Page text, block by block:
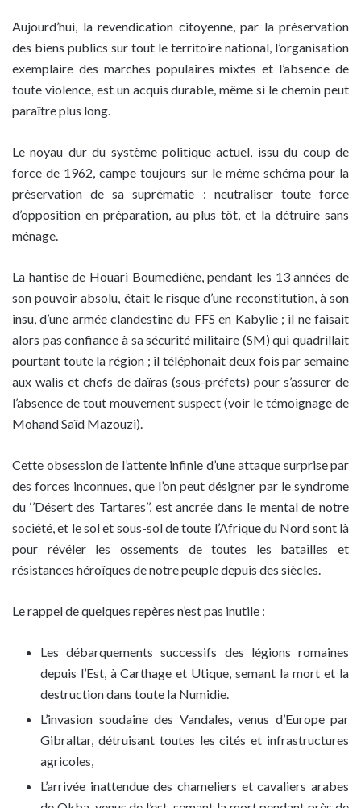
Aujourd’hui, la revendication citoyenne, par la préservation
des biens publics sur tout le territoire national, l’organisation
exemplaire des marches populaires mixtes et l’absence de
toute violence, est un acquis durable, même si le chemin peut
paraître plus long.
Le noyau dur du système politique actuel, issu du coup de
force de 1962, campe toujours sur le même schéma pour la
préservation de sa suprématie : neutraliser toute force
d’opposition en préparation, au plus tôt, et la détruire sans
ménage.
La hantise de Houari Boumediène, pendant les 13 années de
son pouvoir absolu, était le risque d’une reconstitution, à son
insu, d’une armée clandestine du FFS en Kabylie ; il ne faisait
alors pas confiance à sa sécurité militaire (SM) qui quadrillait
pourtant toute la région ; il téléphonait deux fois par semaine
aux walis et chefs de daïras (sous-préfets) pour s’assurer de
l’absence de tout mouvement suspect (voir le témoignage de
Mohand Saïd Mazouzi).
Cette obsession de l’attente infinie d’une attaque surprise par
des forces inconnues, que l’on peut désigner par le syndrome
du ‘’Désert des Tartares’’, est ancrée dans le mental de notre
société, et le sol et sous-sol de toute l’Afrique du Nord sont là
pour révéler les ossements de toutes les batailles et
résistances héroïques de notre peuple depuis des siècles.
Le rappel de quelques repères n’est pas inutile :
Les débarquements successifs des légions romaines
depuis l’Est, à Carthage et Utique, semant la mort et la
destruction dans toute la Numidie.
L’invasion soudaine des Vandales, venus d’Europe par
Gibraltar, détruisant toutes les cités et infrastructures
agricoles,
L’arrivée inattendue des chameliers et cavaliers arabes